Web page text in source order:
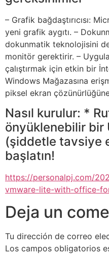
– Grafik bağdaştırıcısı:
yeni grafik aygıtı. –
dokunmatik teknolojisini
monitör gerektirir. –
çalıştırmak için etkin bir
Windows Mağazasına
piksel ekran çözünürlüğüne
Nasıl kurulur: *
önyüklenebilir bir
(şiddetle tavsiye
başlatın!
https://personalpj.com/
vmware-lite-with-office-
Deja un
Tu dirección de correo
Los campos obligatorios